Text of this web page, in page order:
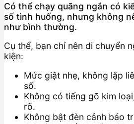
Có thể chạy quãng ngắn có
số tình huống, nhưng không
như bình thường.
Cụ thể, bạn chỉ nên di chuyển
kiện:
Mức giật nhẹ, không lặp
số.
Không có tiếng gõ kim
rõ.
Không bật đèn cảnh báo